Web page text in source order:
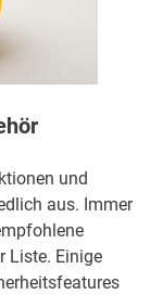
und
aus. Immer
Liste. Einige